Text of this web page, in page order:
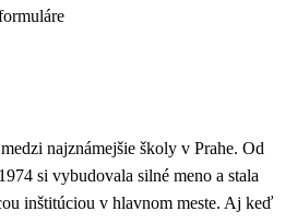
najznámejšie školy v Prahe. Od
si vybudovala silné meno a stala
inštitúciou v hlavnom meste. Aj keď